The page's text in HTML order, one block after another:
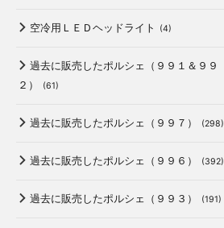
空冷用ＬＥＤヘッドライト (4)
過去に販売したポルシェ（９９１＆９９
２）
(61)
過去に販売したポルシェ（９９７） (298)
過去に販売したポルシェ（９９６） (392)
過去に販売したポルシェ（９９３） (191)